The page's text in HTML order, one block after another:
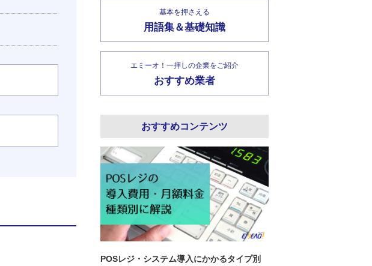
基本を押さえる
用語集＆基礎知識
エミーオ！一押しの企業をご紹介
おすすめ業者
おすすめコンテンツ
POSレジ・システム導入にかかるタイプ別